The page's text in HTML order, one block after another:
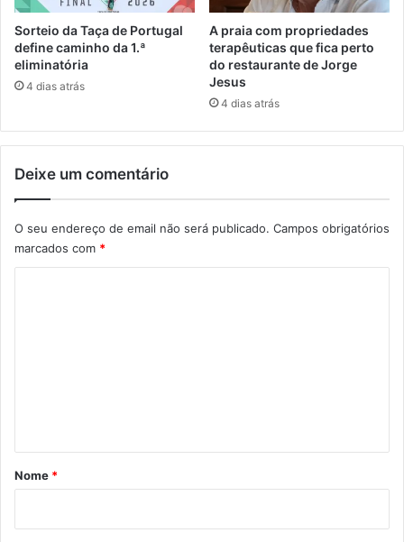
Sorteio da Taça de Portugal
define caminho da 1.ª
eliminatória
4 dias atrás
A praia com propriedades
terapêuticas que fica perto
do restaurante de Jorge
Jesus
4 dias atrás
Deixe um comentário
O seu endereço de email não será publicado. Campos obrigatórios
marcados com *
r
Nome *